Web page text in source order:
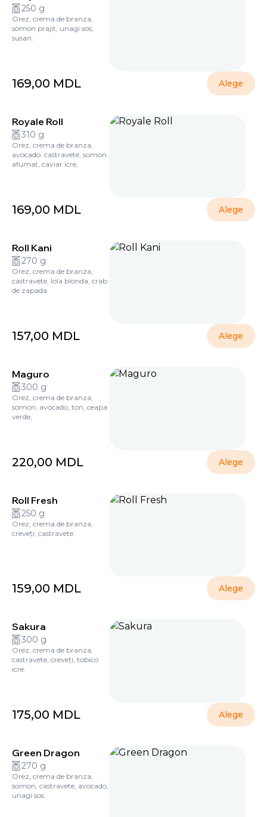
250 g
Orez, crema de branza,
somon prajit, unagi sos,
susan.
169,00 MDL Alege
Royale Roll
310 g
Orez, crema de branza,
avocado, castravete, somon
afumat, caviar icre,
169,00 MDL Alege
Roll Kani
270 g
Orez, crema de branza,
castravete, lola blonda, crab
de zapada.
157,00 MDL Alege
Maguro
300 g
Orez, crema de branza,
somon, avocado, ton, ceapa
verde,
220,00 MDL Alege
Roll Fresh
250 g
Orez, crema de branza,
creveți, castravete.
159,00 MDL Alege
Sakura
300 g
Orez, crema de branza,
castravete, creveți, tobico
icre.
175,00 MDL Alege
Green Dragon
270 g
Orez, crema de branza,
somon, castravete, avocado,
unagi sos.